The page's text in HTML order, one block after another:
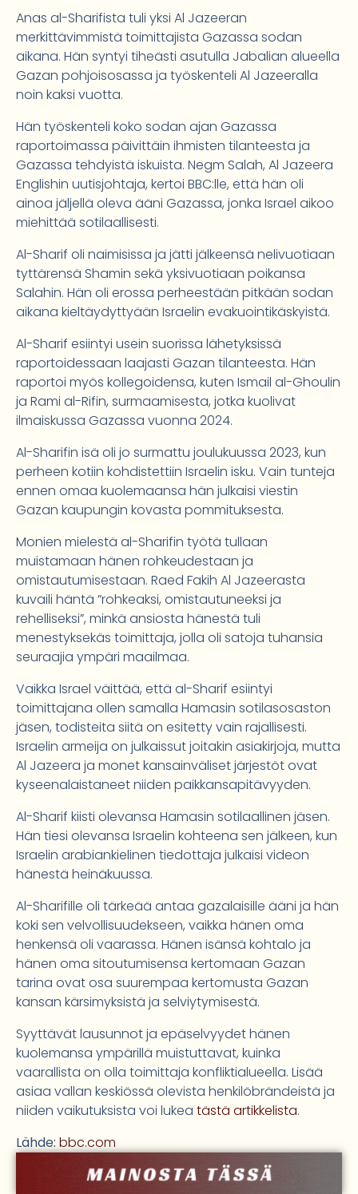
Anas al-Sharifista tuli yksi Al Jazeeran
merkittävimmistä toimittajista Gazassa sodan
aikana. Hän syntyi tiheästi asutulla Jabalian alueella
Gazan pohjoisosassa ja työskenteli Al Jazeeralla
noin kaksi vuotta.
Hän työskenteli koko sodan ajan Gazassa
raportoimassa päivittäin ihmisten tilanteesta ja
Gazassa tehdyistä iskuista. Negm Salah, Al Jazeera
Englishin uutisjohtaja, kertoi BBC:lle, että hän oli
ainoa jäljellä oleva ääni Gazassa, jonka Israel aikoo
miehittää sotilaallisesti.
Al-Sharif oli naimisissa ja jätti jälkeensä nelivuotiaan
tyttärensä Shamin sekä yksivuotiaan poikansa
Salahin. Hän oli erossa perheestään pitkään sodan
aikana kieltäydyttyään Israelin evakuointikäskyistä.
Al-Sharif esiintyi usein suorissa lähetyksissä
raportoidessaan laajasti Gazan tilanteesta. Hän
raportoi myös kollegoidensa, kuten Ismail al-Ghoulin
ja Rami al-Rifin, surmaamisesta, jotka kuolivat
ilmaiskussa Gazassa vuonna 2024.
Al-Sharifin isä oli jo surmattu joulukuussa 2023, kun
perheen kotiin kohdistettiin Israelin isku. Vain tunteja
ennen omaa kuolemaansa hän julkaisi viestin
Gazan kaupungin kovasta pommituksesta.
Monien mielestä al-Sharifin työtä tullaan
muistamaan hänen rohkeudestaan ja
omistautumisestaan. Raed Fakih Al Jazeerasta
kuvaili häntä ”rohkeaksi, omistautuneeksi ja
rehelliseksi”, minkä ansiosta hänestä tuli
menestyksekäs toimittaja, jolla oli satoja tuhansia
seuraajia ympäri maailmaa.
Vaikka Israel väittää, että al-Sharif esiintyi
toimittajana ollen samalla Hamasin sotilasosaston
jäsen, todisteita siitä on esitetty vain rajallisesti.
Israelin armeija on julkaissut joitakin asiakirjoja, mutta
Al Jazeera ja monet kansainväliset järjestöt ovat
kyseenalaistaneet niiden paikkansapitävyyden.
Al-Sharif kiisti olevansa Hamasin sotilaallinen jäsen.
Hän tiesi olevansa Israelin kohteena sen jälkeen, kun
Israelin arabiankielinen tiedottaja julkaisi videon
hänestä heinäkuussa.
Al-Sharifille oli tärkeää antaa gazalaisille ääni ja hän
koki sen velvollisuudekseen, vaikka hänen oma
henkensä oli vaarassa. Hänen isänsä kohtalo ja
hänen oma sitoutumisensa kertomaan Gazan
tarina ovat osa suurempaa kertomusta Gazan
kansan kärsimyksistä ja selviytymisestä.
Syyttävät lausunnot ja epäselvyydet hänen
kuolemansa ympärillä muistuttavat, kuinka
vaarallista on olla toimittaja konfliktialueella. Lisää
asiaa vallan keskiössä olevista henkilöbrändeistä ja
niiden vaikutuksista voi lukea tästä artikkelista.
Lähde: bbc.com